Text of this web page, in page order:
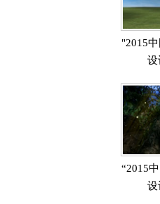
"2015
设
“2015
设